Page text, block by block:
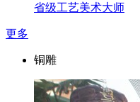
省级工艺美术大师
更多
铜雕